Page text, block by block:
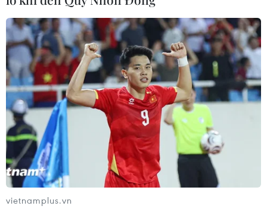
06/08/2026 04:24
Tăng tốc giải phóng mặt bằng mở
rộng cao tốc Cam Lộ-La Sơn qua
thành phố Huế
06/08/2026 03:01
Xem thêm
vietnamplus.vn